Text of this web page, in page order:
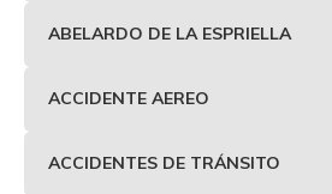
ABELARDO DE LA ESPRIELLA
ACCIDENTE AEREO
ACCIDENTES DE TRÁNSITO